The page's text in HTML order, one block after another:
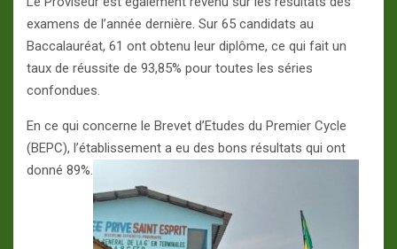
examens de l’année dernière. Sur 65 candidats au
Baccalauréat, 61 ont obtenu leur diplôme, ce qui fait un
taux de réussite de 93,85% pour toutes les séries
confondues.
En ce qui concerne le Brevet d’Etudes du Premier Cycle
(BEPC), l’établissement a eu des bons résultats qui ont
donné 89%.